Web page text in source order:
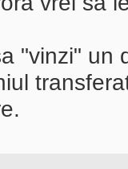
"vinzi" un